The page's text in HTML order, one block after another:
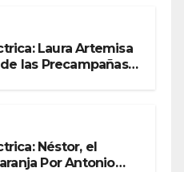
Laura Artemisa
las Precampañas
Néstor, el
Por Antonio